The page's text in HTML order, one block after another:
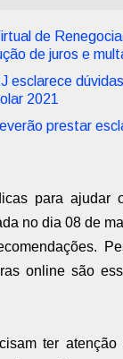
de
de juros e
esclarece
2021
prestar
para ajudar
no dia 08 de
online são
ter